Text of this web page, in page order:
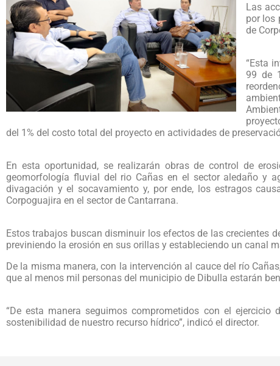
Las
por los
de
“Esta
99 de
del 1% del costo total del proyecto en actividades de
En esta oportunidad, se realizarán obras de control de
geomorfología fluvial del rio Cañas en el sector aledaño y
divagación y el socavamiento y, por ende, los estragos
Corpoguajira en el sector de Cantarrana.
Estos trabajos buscan disminuir los efectos de las crecientes
previniendo la erosión en sus orillas y estableciendo un canal
De la misma manera, con la intervención al cauce del río
que al menos mil personas del municipio de Dibulla estarán
“De esta manera seguimos comprometidos con el
sostenibilidad de nuestro recurso hídrico”, indicó el director.